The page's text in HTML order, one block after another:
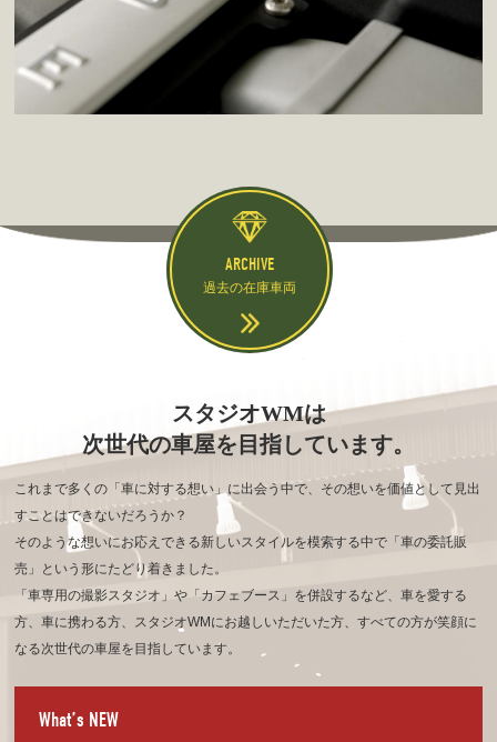
ARCHIVE
過去の在庫車両
スタジオWMは
次世代の車屋を目指しています。
これまで多くの「車に対する想い」に出会う中で、その想いを価値として見出
すことはできないだろうか？
そのような想いにお応えできる新しいスタイルを模索する中で「車の委託販
売」という形にたどり着きました。
「車専用の撮影スタジオ」や「カフェブース」を併設するなど、車を愛する
方、車に携わる方、
スタジオWMにお越しいただいた方、すべての方が笑顔に
なる次世代の車屋を目指しています。
What’s NEW